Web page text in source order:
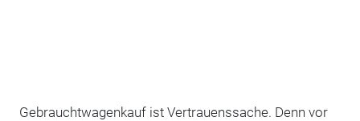
Gebrauchtwagenkauf ist Vertrauenssache. Denn vor